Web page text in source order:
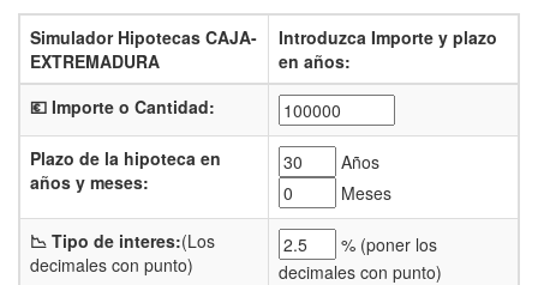
Simulador Hipotecas CAJA-
EXTREMADURA
Introduzca Importe y plazo
en años:
💶 Importe o Cantidad:
Plazo de la hipoteca en
años y meses:
Años
Meses
📉 Tipo de interes:(Los
decimales con punto)
% (poner los
decimales con punto)